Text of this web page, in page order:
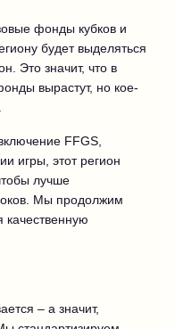
фонды кубков и
будет выделяться
Это значит, что в
вырастут, но кое-
FFGS,
игры, этот регион
лучше
Мы продолжим
качественную
– а значит,